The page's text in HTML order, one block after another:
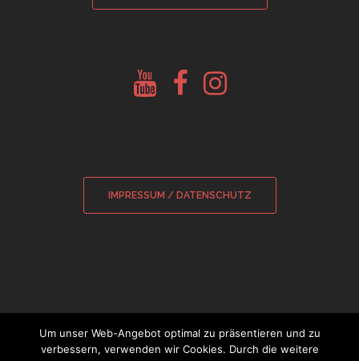
Youtube
Glockenberatung
Facebook
Glockenbörse
Instagram
Glockenbörse
IMPRESSUM / DATENSCHUTZ
Um unser Web-Angebot optimal zu präsentieren und zu
verbessern, verwenden wir Cookies. Durch die weitere